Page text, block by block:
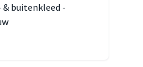
& buitenkleed -